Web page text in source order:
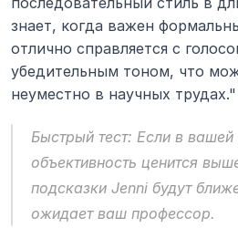
знает, когда важен
отлично справляется с
убедительным тоном, что
неуместно в научных
Быстрый тест: Если в вашей
объективность ценится
подсказки Jenni будут
ожидает ваш профессор.